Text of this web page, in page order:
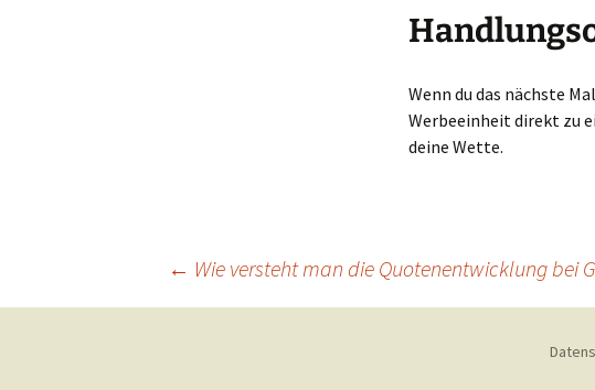
Wenn du das nächste
Werbeeinheit direkt zu
deine Wette.
Beitragsnavigation
← Wie versteht man die Quotenentwicklung bei